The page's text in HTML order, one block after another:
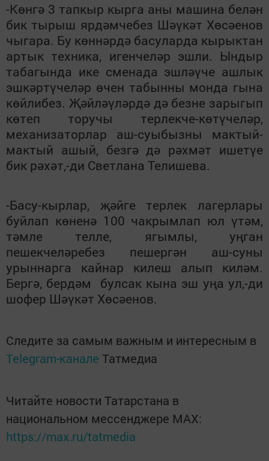
-Көнгә 3 тапкыр кырга аны машина белән
бик тырыш ярдәмчебез Шәүкәт Хөсәенов
чыгара. Бу көннәрдә басуларда кырыктан
артык техника, игенчеләр эшли. Ындыр
табагында ике сменада эшләүче ашлык
эшкәртүчеләр өчен табынны монда гына
көйлибез. Җәйләүләрдә дә безне зарыгып
көтеп торучы терлекче-көтүчеләр,
механизаторлар аш-суыбызны мактый-
мактый ашый, безгә дә рәхмәт ишетүе
бик рәхәт,-ди Светлана Телишева.
-Басу-кырлар, җәйге терлек лагерлары
буйлап көненә 100 чакрымлап юл үтәм,
тәмле телле, ягымлы, уңган
пешекчеләребез пешергән аш-суны
урыннарга кайнар килеш алып киләм.
Бергә, бердәм булсак кына эш уңа ул,-ди
шофер Шәүкәт Хөсәенов.
Следите за самым важным и интересным в
Telegram-канале Татмедиа
Читайте новости Татарстана в
национальном мессенджере MАХ:
https://max.ru/tatmedia